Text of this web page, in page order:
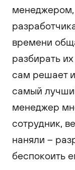
времени
разбирать
сам решает
самый
менеджер
сотрудник,
наняли –
беспокоить